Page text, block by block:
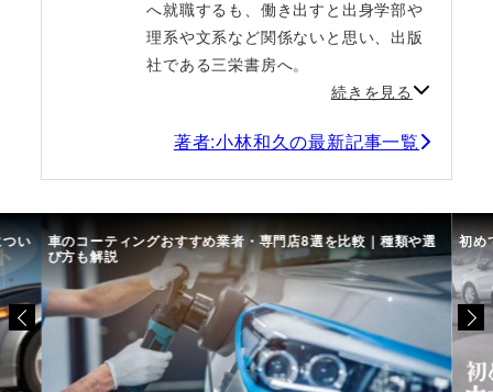
へ就職するも、働き出すと出身学部や
理系や文系など関係ないと思い、出版
社である三栄書房へ。
続きを見る
著者:小林和久の最新記事一覧
い 車のコーティングおすすめ業者・専門店8選を比較｜種類や選
び方も解説
初め